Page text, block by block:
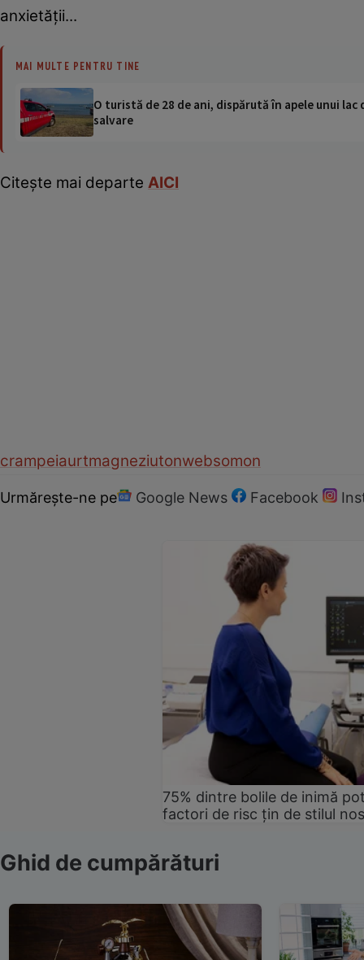
anxietăţii...
MAI MULTE PENTRU TINE
O turistă de 28 de ani, dispărută în apele unui
salvare
Citeşte mai departe AICI
crampeiaurtmagneziutonwebsomon
Urmărește-ne pe Google News Facebook
75% dintre bolile de inimă
factori de risc țin de stilul
Ghid de cumpărături